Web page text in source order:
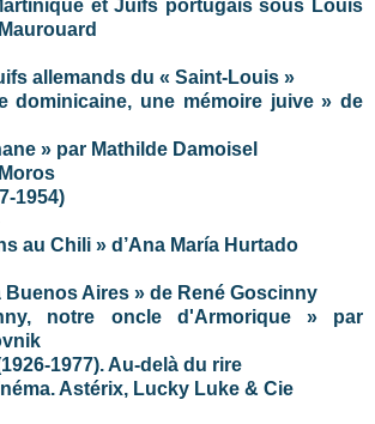
et Juifs portugais sous Louis
allemands du « Saint-Louis »
dominicaine, une mémoire juive » de
» par Mathilde Damoisel
1954)
au Chili » d’Ana María Hurtado
Buenos Aires » de René Goscinny
notre oncle d'Armorique » par
1977). Au-delà du rire
Astérix, Lucky Luke & Cie